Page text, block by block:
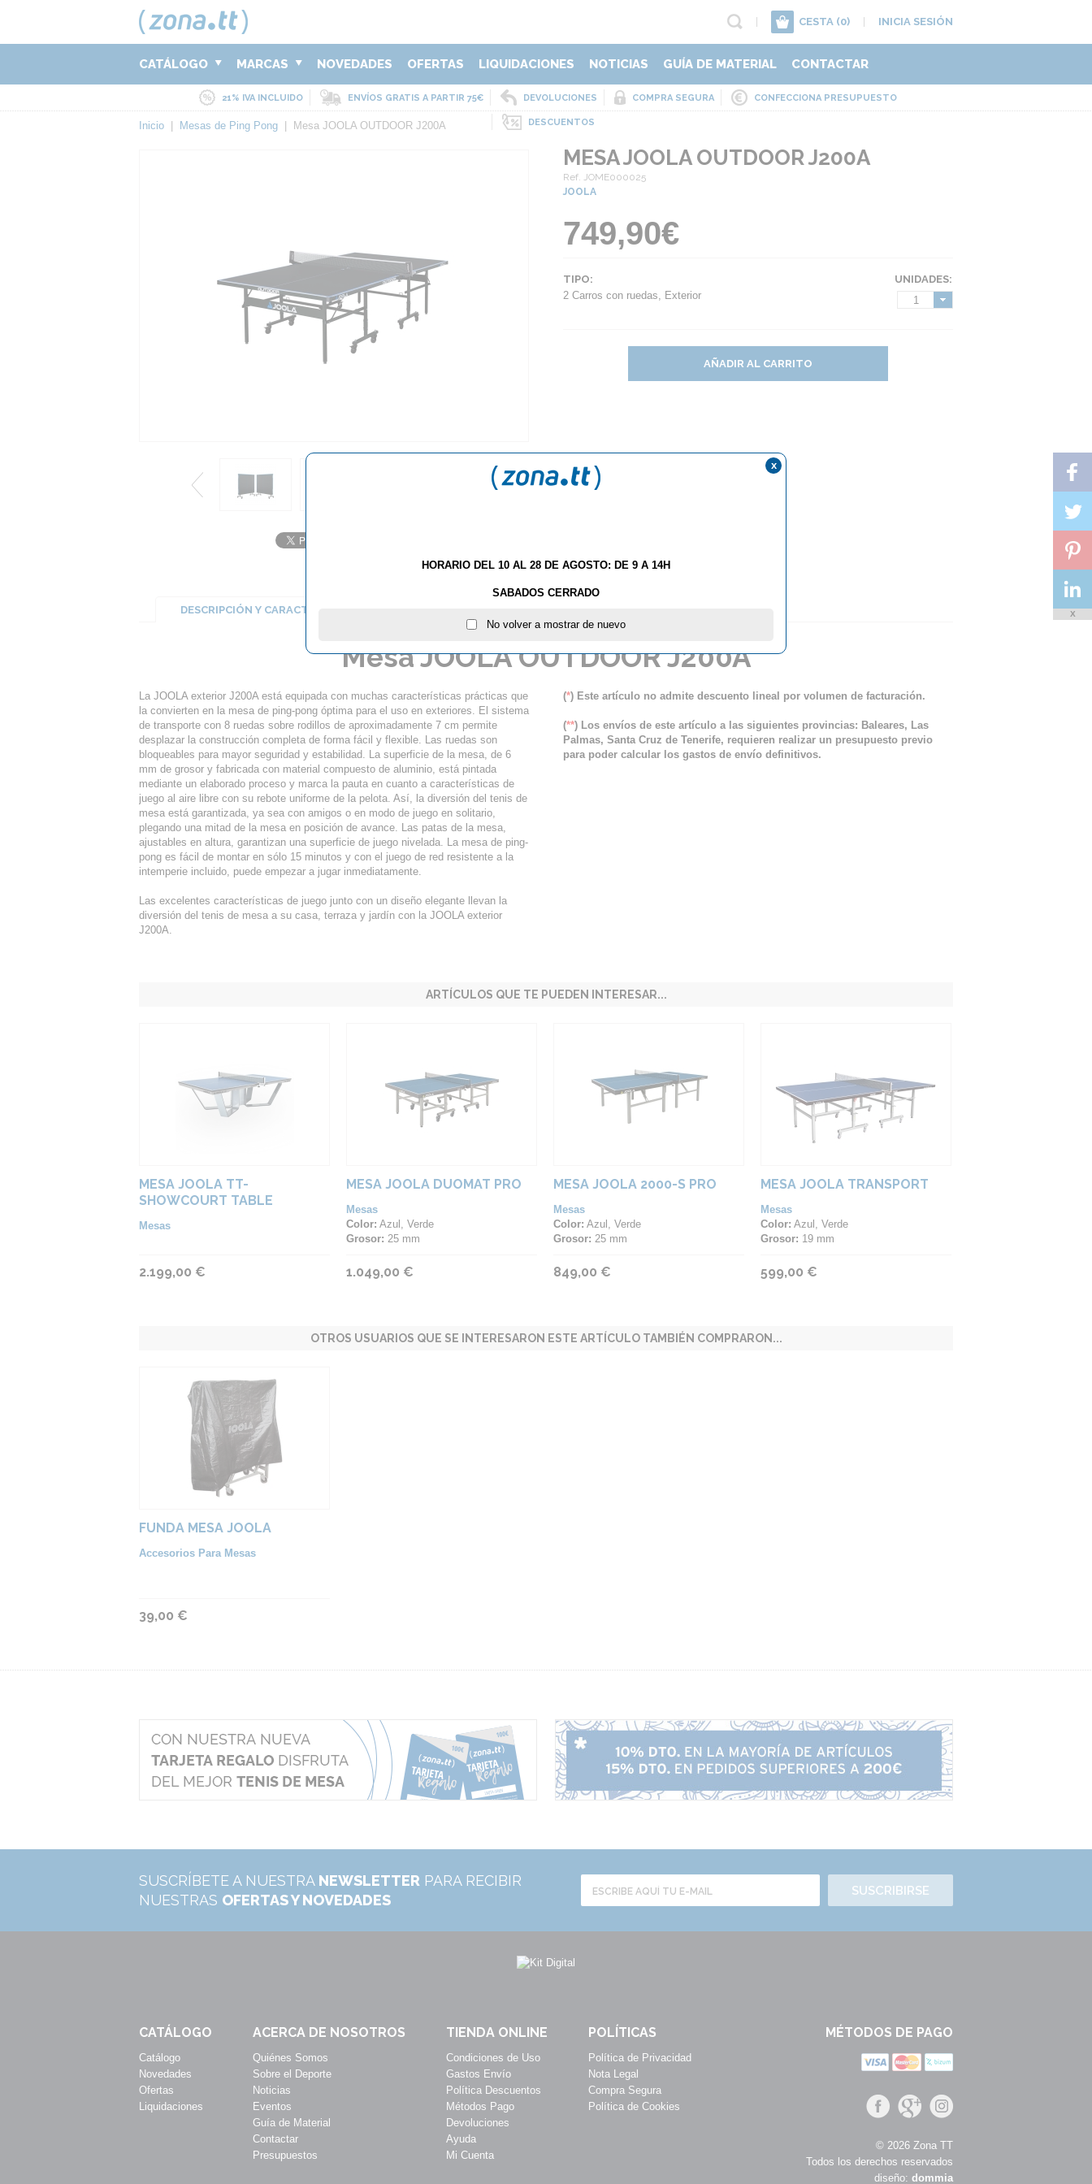
CESTA (0) INICIA SESIÓN
CATÁLOGO MARCAS NOVEDADES OFERTAS LIQUIDACIONES NOTICIAS GUÍA DE MATERIAL CONTACTAR
21% IVA INCLUIDO ENVÍOS GRATIS A PARTIR 75€ DEVOLUCIONES COMPRA SEGURA CONFECCIONA PRESUPUESTO
DESCUENTOS
Inicio Mesas de Ping Pong Mesa JOOLA OUTDOOR J200A
MESA JOOLA OUTDOOR J200A
Ref. JOME000025
JOOLA
749,90€
UNIDADES:
1
TIPO:
2 Carros con ruedas, Exterior
AÑADIR AL CARRITO
DESCRIPCIÓN Y CARACTERÍSTICAS
Mesa JOOLA OUTDOOR J200A
La JOOLA exterior J200A está equipada con muchas características prácticas que
la convierten en la mesa de ping-pong óptima para el uso en exteriores. El sistema
de transporte con 8 ruedas sobre rodillos de aproximadamente 7 cm permite
desplazar la construcción completa de forma fácil y flexible. Las ruedas son
bloqueables para mayor seguridad y estabilidad. La superficie de la mesa, de 6
mm de grosor y fabricada con material compuesto de aluminio, está pintada
mediante un elaborado proceso y marca la pauta en cuanto a características de
juego al aire libre con su rebote uniforme de la pelota. Así, la diversión del tenis de
mesa está garantizada, ya sea con amigos o en modo de juego en solitario,
plegando una mitad de la mesa en posición de avance. Las patas de la mesa,
ajustables en altura, garantizan una superficie de juego nivelada. La mesa de ping-
pong es fácil de montar en sólo 15 minutos y con el juego de red resistente a la
intemperie incluido, puede empezar a jugar inmediatamente.
Las excelentes características de juego junto con un diseño elegante llevan la
diversión del tenis de mesa a su casa, terraza y jardín con la JOOLA exterior
J200A.
(*) Este artículo no admite descuento lineal por volumen de facturación.
(**) Los envíos de este artículo a las siguientes provincias: Baleares, Las
Palmas, Santa Cruz de Tenerife, requieren realizar un presupuesto previo
para poder calcular los gastos de envío definitivos.
ARTÍCULOS QUE TE PUEDEN INTERESAR...
MESA JOOLA TT-
SHOWCOURT TABLE
Mesas
2.199,00 €
MESA JOOLA DUOMAT PRO
Mesas
Color: Azul, Verde
Grosor: 25 mm
1.049,00 €
MESA JOOLA 2000-S PRO
Mesas
Color: Azul, Verde
Grosor: 25 mm
849,00 €
MESA JOOLA TRANSPORT
Mesas
Color: Azul, Verde
Grosor: 19 mm
599,00 €
OTROS USUARIOS QUE SE INTERESARON ESTE ARTÍCULO TAMBIÉN COMPRARON...
FUNDA MESA JOOLA
Accesorios Para Mesas
39,00 €
SUSCRÍBETE A NUESTRA NEWSLETTER PARA RECIBIR
NUESTRAS OFERTAS Y NOVEDADES
SUSCRIBIRSE
CATÁLOGO
Catálogo
Novedades
Ofertas
Liquidaciones
ACERCA DE NOSOTROS
Quiénes Somos
Sobre el Deporte
Noticias
Eventos
Guía de Material
Contactar
Presupuestos
TIENDA ONLINE
Condiciones de Uso
Gastos Envío
Política Descuentos
Métodos Pago
Devoluciones
Ayuda
Mi Cuenta
POLÍTICAS
Política de Privacidad
Nota Legal
Compra Segura
Política de Cookies
MÉTODOS DE PAGO
© 2026 Zona TT
Todos los derechos reservados
diseño: dommia
HORARIO DEL 10 AL 28 DE AGOSTO: DE 9 A 14H
SABADOS CERRADO
No volver a mostrar de nuevo
x
X